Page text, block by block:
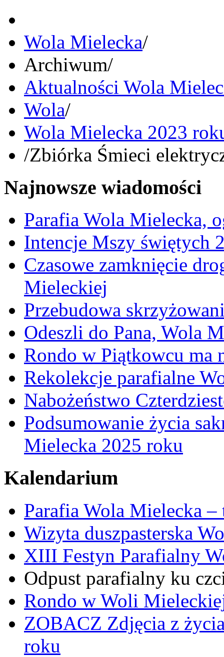
Wola Mielecka/
Archiwum/
Aktualności Wola
Wola/
Wola Mielecka 2023
/Zbiórka Śmieci
Najnowsze wiadomości
Parafia Wola Mielecka,
Intencje Mszy świętych
Czasowe zamknięcie
Mieleckiej
Przebudowa
Odeszli do Pana, Wola
Rondo w Piątkowcu ma
Rekolekcje parafialne
Nabożeństwo
Podsumowanie życia
Mielecka 2025 roku
Kalendarium
Parafia Wola Mielecka
Wizyta duszpasterska
XIII Festyn Parafialny
Odpust parafialny ku
Rondo w Woli
ZOBACZ Zdjęcia z
roku